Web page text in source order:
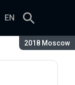
Сезон:
2018 Moscow
EN